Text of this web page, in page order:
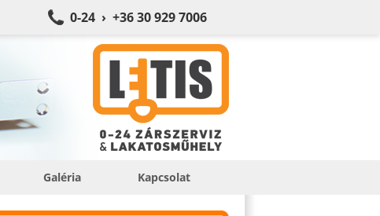
0-24 › +36 30 929 7006
Galéria Kapcsolat